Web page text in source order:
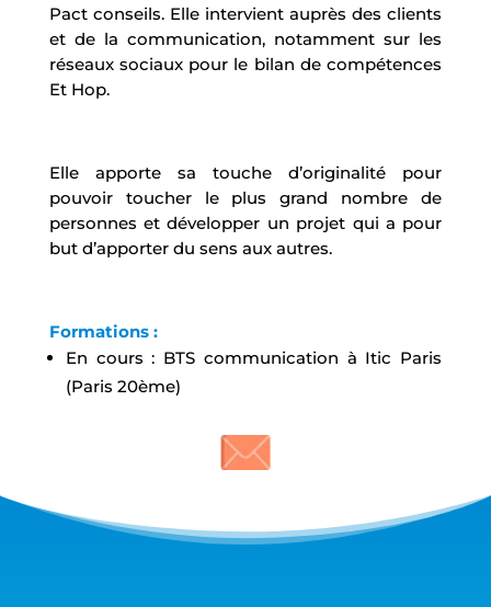
Pact conseils. Elle intervient auprès des clients
et de la communication, notamment sur les
réseaux sociaux pour le bilan de compétences
Et Hop.
Elle apporte sa touche d’originalité pour
pouvoir toucher le plus grand nombre de
personnes et développer un projet qui a pour
but d’apporter du sens aux autres.
Formations :
En cours : BTS communication à Itic Paris
(Paris 20ème)